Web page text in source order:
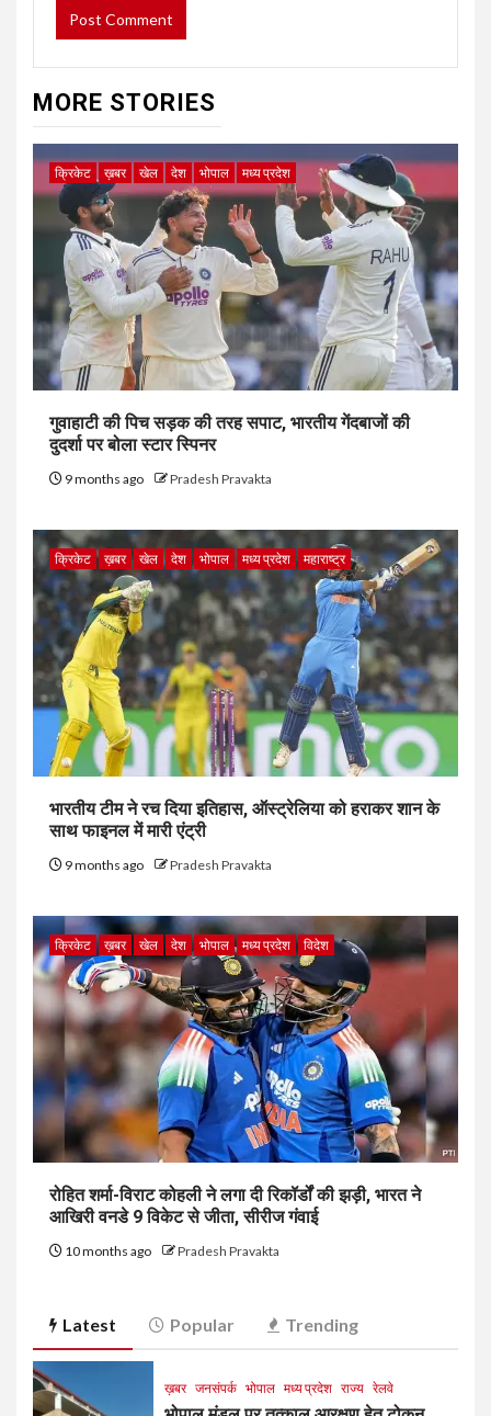
MORE STORIES
क्रिकेट ख़बर खेल देश भोपाल मध्य प्रदेश
गुवाहाटी की पिच सड़क की तरह सपाट, भारतीय गेंदबाजों की
दुदर्शा पर बोला स्टार स्पिनर
9 months ago Pradesh Pravakta
क्रिकेट ख़बर खेल देश भोपाल मध्य प्रदेश महाराष्ट्र
भारतीय टीम ने रच दिया इतिहास, ऑस्ट्रेलिया को हराकर शान के
साथ फाइनल में मारी एंट्री
9 months ago Pradesh Pravakta
क्रिकेट ख़बर खेल देश भोपाल मध्य प्रदेश विदेश
रोहित शर्मा-विराट कोहली ने लगा दी रिकॉर्डों की झड़ी, भारत ने
आखिरी वनडे 9 विकेट से जीता, सीरीज गंवाई
10 months ago Pradesh Pravakta
Latest Popular Trending
ख़बर जनसंपर्क भोपाल मध्य प्रदेश राज्य रेलवे